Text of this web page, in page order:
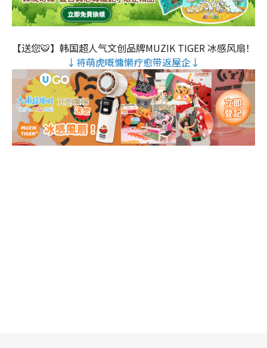
【送您🐯】韩国超人气文创品牌MUZIK TIGER 冰感风扇！
↓将萌虎嘅慵懒疗愈带返屋企↓